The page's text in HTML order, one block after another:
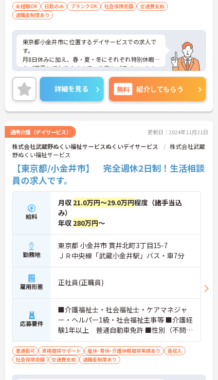
未経験OK 日勤のみ ブランクOK 社会保険完備
交通費支給
退職金制度あり
東京都小金井市に位置するデイサービスでの求人で
す。
月8日休みに加え、春・夏・冬にそれぞれ特別休暇
をご用意しておりますので、仕事もプライベートも
充実した日々を送れます！
未経験やブランクがある方も安心してご就業してい
ただけます。
ご興味のある方は、お気軽にお問い合わせくださ
い。
詳細を見る 無料 紹介してもらう
通所介護（デイサービス） 更新日：2024年11月21日
株式会社武蔵野ぬくい福祉サービスぬくいデイサービス
株式会社武蔵
野ぬくい福祉サービス
【東京都/小金井市】 完全週休2日制！生活相談
員の求人です。
給料
月収 21.0万円～29.0万円程度（諸手当込
み）
年収 280万円～
勤務地
東京都 小金井市 貫井北町3丁目15-7
ＪＲ中央線「武蔵小金井駅」バス・車7分
雇用形態 正社員(正職員)
応募要件
■介護福祉士・社会福祉士・ケアマネジャ
ー・ヘルパー1級・社会福祉主事等 ■介護経
験1年以上 普通自動車免許 ■性別（不問）
■年齢（59歳まで）
車通勤可 資格取得サポート 産休･育休･介護休暇取得実績あり
高収入
社会保険完備
交通費支給 退職金制度あり